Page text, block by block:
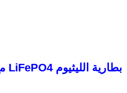
بطارية الليثيوم LiFePO4 مع نظام إدارة البطارية BMS 24V 60ah